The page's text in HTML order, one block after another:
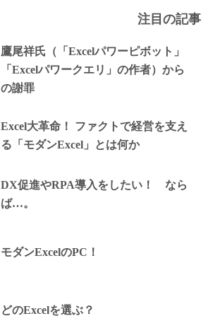
注目の記事
鷹尾祥氏（「Excelパワーピボット」
「Excelパワークエリ」の作者）から
の謝罪
Excel大革命！ ファクトで経営を支え
る「モダンExcel」とは何か
DX促進やRPA導入をしたい！ なら
ば…。
モダンExcelのPC！
どのExcelを選ぶ？